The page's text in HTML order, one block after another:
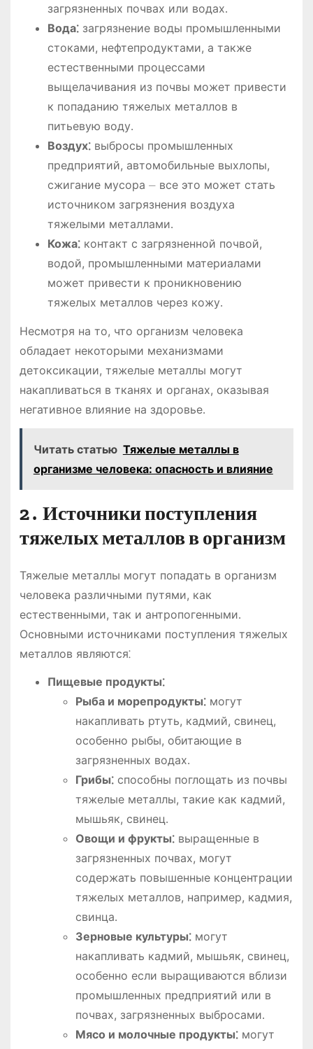
загрязненных почвах или водах․
Вода⁚загрязнение воды промышленными
стоками, нефтепродуктами, а также
естественными процессами
выщелачивания из почвы может привести
к попаданию тяжелых металлов в
питьевую воду․
Воздух⁚выбросы промышленных
предприятий, автомобильные выхлопы,
сжигание мусора ⏤ все это может стать
источником загрязнения воздуха
тяжелыми металлами․
Кожа⁚контакт с загрязненной почвой,
водой, промышленными материалами
может привести к проникновению
тяжелых металлов через кожу․
Несмотря на то, что организм человека
обладает некоторыми механизмами
детоксикации, тяжелые металлы могут
накапливаться в тканях и органах, оказывая
негативное влияние на здоровье․
Читать статью Тяжелые металлы в
организме человека: опасность и влияние
2․ Источники поступления
тяжелых металлов в организм
Тяжелые металлы могут попадать в организм
человека различными путями, как
естественными, так и антропогенными․
Основными источниками поступления тяжелых
металлов являются⁚
Пищевые продукты⁚
Рыба и морепродукты⁚могут
накапливать ртуть, кадмий, свинец,
особенно рыбы, обитающие в
загрязненных водах․
Грибы⁚способны поглощать из почвы
тяжелые металлы, такие как кадмий,
мышьяк, свинец․
Овощи и фрукты⁚выращенные в
загрязненных почвах, могут
содержать повышенные концентрации
тяжелых металлов, например, кадмия,
свинца․
Зерновые культуры⁚могут
накапливать кадмий, мышьяк, свинец,
особенно если выращиваются вблизи
промышленных предприятий или в
почвах, загрязненных выбросами․
Мясо и молочные продукты⁚могут